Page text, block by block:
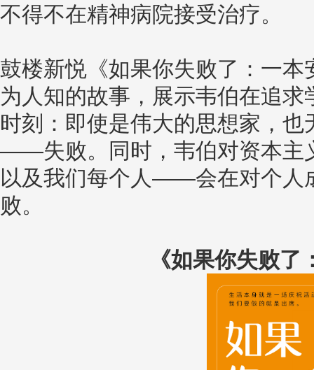
不得不在精神病院接受治疗。
鼓楼新悦《如果你失败了：一
为人知的故事，展示韦伯在追
时刻：即使是伟大的思想家，
——失败。同时，韦伯对资本
以及我们每个人——会在对个人
败。
《如果你失败